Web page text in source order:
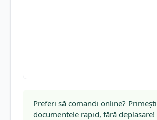
Preferi să comandi online? Primești
documentele rapid, fără deplasare!